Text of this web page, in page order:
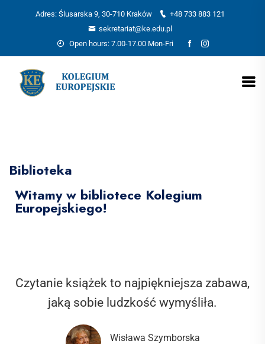
Adres: Ślusarska 9, 30-710 Kraków
+48 733 883 121
sekretariat@ke.edu.pl
Open hours: 7.00-17.00 Mon-Fri
Biblioteka
Witamy w bibliotece Kolegium
Europejskiego!
Czytanie książek to najpiękniejsza zabawa,
jaką sobie ludzkość wymyśliła.
Wisława Szymborska